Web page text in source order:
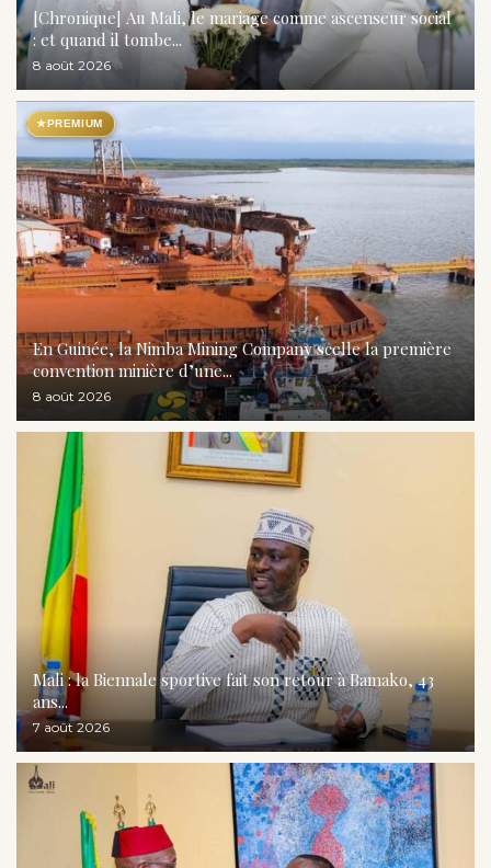
[Chronique] Au Mali, le mariage comme ascenseur social
: et quand il tombe...
8 août 2026
★PREMIUM
En Guinée, la Nimba Mining Company scelle la première
convention minière d’une...
8 août 2026
Mali : la Biennale sportive fait son retour à Bamako, 43
ans...
7 août 2026